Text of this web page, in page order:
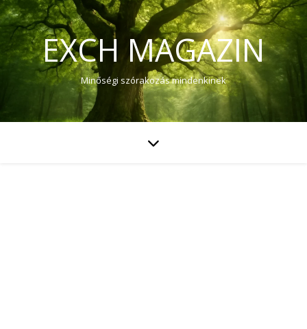
EXCH MAGAZIN
Minőségi szórakozás mindenkinek